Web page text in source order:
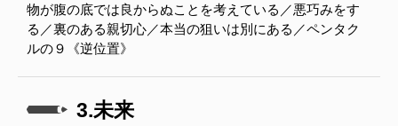
物が腹の底では良からぬことを考えている／悪巧みをす
る／裏のある親切心／本当の狙いは別にある／ペンタク
ルの９《逆位置》
3.未来